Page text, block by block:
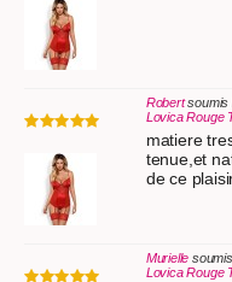
Robertsoumis
Lovica Rouge
matiere
tenue,et
de ce
Murielle
Lovica Rouge